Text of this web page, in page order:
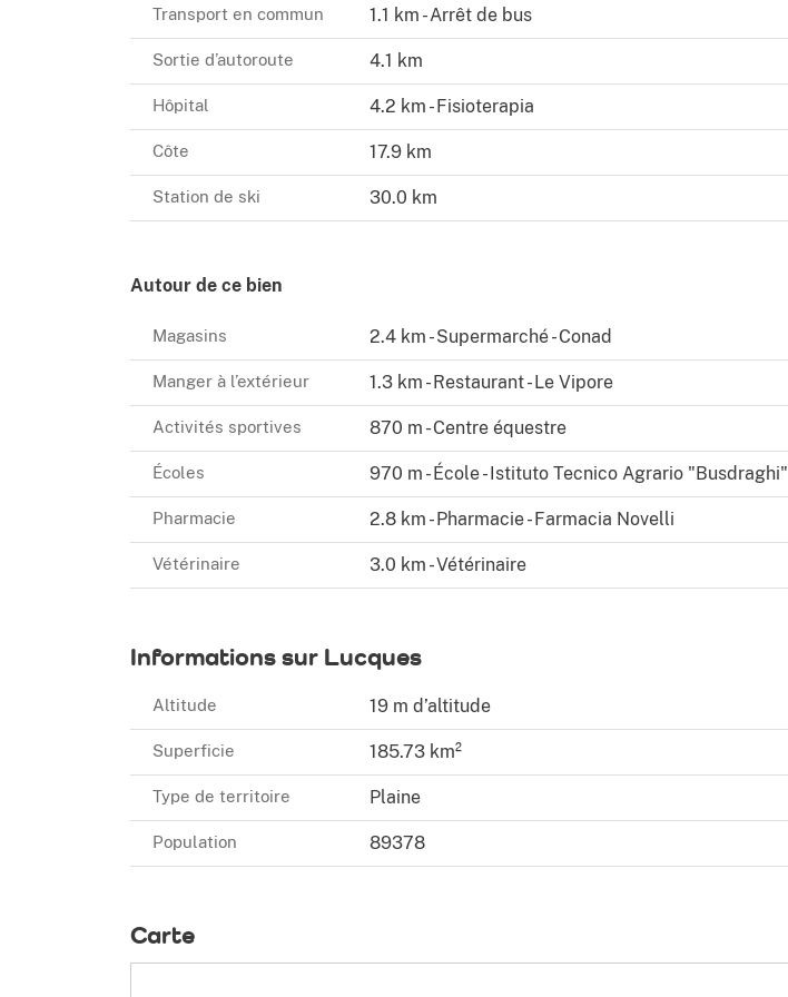
Transport en commun 1.1 km - Arrêt de bus
Sortie d’autoroute 4.1 km
Hôpital 4.2 km - Fisioterapia
Côte 17.9 km
Station de ski 30.0 km
Autour de ce bien
Magasins 2.4 km - Supermarché - Conad
Manger à l’extérieur 1.3 km - Restaurant - Le Vipore
Activités sportives 870 m - Centre équestre
Écoles 970 m - École - Istituto Tecnico Agrario "Busdraghi"
Pharmacie 2.8 km - Pharmacie - Farmacia Novelli
Vétérinaire 3.0 km - Vétérinaire
Informations sur Lucques
Altitude 19 m d’altitude
Superficie 185.73 km²
Type de territoire Plaine
Population 89378
Carte